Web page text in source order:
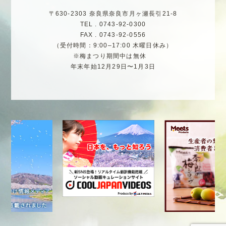
〒630-2303 奈良県奈良市月ヶ瀬長引21-8
TEL . 0743-92-0300
FAX . 0743-92-0556
（受付時間：9:00–17:00 木曜日休み）
※梅まつり期間中は無休
年末年始12月29日〜1月3日